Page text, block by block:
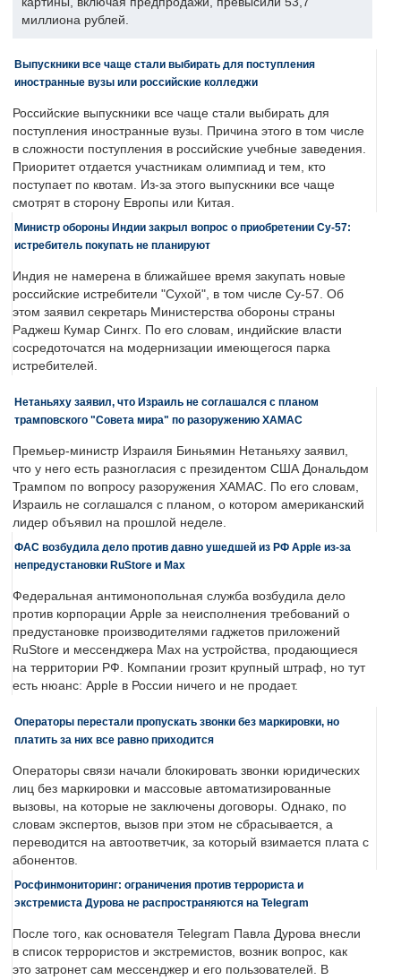
миллиона рублей.
Выпускники все чаще стали выбирать для поступления
иностранные вузы или российские колледжи
Российские выпускники все чаще стали выбирать для
поступления иностранные вузы. Причина этого в том числе
в сложности поступления в российские учебные заведения.
Приоритет отдается участникам олимпиад и тем, кто
поступает по квотам. Из-за этого выпускники все чаще
смотрят в сторону Европы или Китая.
Министр обороны Индии закрыл вопрос о приобретении Су-57:
истребитель покупать не планируют
Индия не намерена в ближайшее время закупать новые
российские истребители "Сухой", в том числе Су-57. Об
этом заявил секретарь Министерства обороны страны
Раджеш Кумар Сингх. По его словам, индийские власти
сосредоточатся на модернизации имеющегося парка
истребителей.
Нетаньяху заявил, что Израиль не соглашался с планом
трамповского "Совета мира" по разоружению ХАМАС
Премьер-министр Израиля Биньямин Нетаньяху заявил,
что у него есть разногласия с президентом США Дональдом
Трампом по вопросу разоружения ХАМАС. По его словам,
Израиль не соглашался с планом, о котором американский
лидер объявил на прошлой неделе.
ФАС возбудила дело против давно ушедшей из РФ Apple из-за
непредустановки RuStore и Max
Федеральная антимонопольная служба возбудила дело
против корпорации Apple за неисполнения требований о
предустановке производителями гаджетов приложений
RuStore и мессенджера Max на устройства, продающиеся
на территории РФ. Компании грозит крупный штраф, но тут
есть нюанс: Apple в России ничего и не продает.
Операторы перестали пропускать звонки без маркировки, но
платить за них все равно приходится
Операторы связи начали блокировать звонки юридических
лиц без маркировки и массовые автоматизированные
вызовы, на которые не заключены договоры. Однако, по
словам экспертов, вызов при этом не сбрасывается, а
переводится на автоответчик, за который взимается плата с
абонентов.
Росфинмониторинг: ограничения против террориста и
экстремиста Дурова не распространяются на Telegram
После того, как основателя Telegram Павла Дурова внесли
в список террористов и экстремистов, возник вопрос, как
это затронет сам мессенджер и его пользователей. В